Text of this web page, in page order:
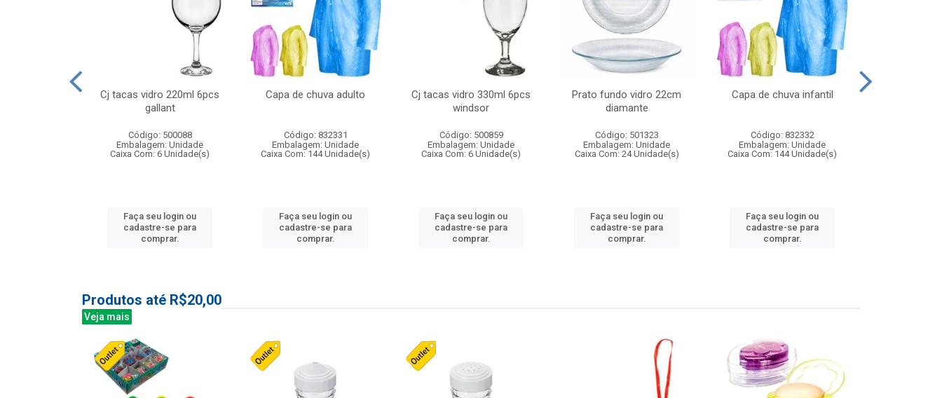
Cj tacas vidro 220ml 6pcs
gallant
Código: 500088
Embalagem: Unidade
Caixa Com: 6 Unidade(s)
Faça seu login ou
cadastre-se para
comprar.
Capa de chuva adulto
Código: 832331
Embalagem: Unidade
Caixa Com: 144 Unidade(s)
Faça seu login ou
cadastre-se para
comprar.
Cj tacas vidro 330ml 6pcs
windsor
Código: 500859
Embalagem: Unidade
Caixa Com: 6 Unidade(s)
Faça seu login ou
cadastre-se para
comprar.
Prato fundo vidro 22cm
diamante
Código: 501323
Embalagem: Unidade
Caixa Com: 24 Unidade(s)
Faça seu login ou
cadastre-se para
comprar.
Capa de chuva infantil
Código: 832332
Embalagem: Unidade
Caixa Com: 144 Unidade(s)
Faça seu login ou
cadastre-se para
comprar.
Produtos até R$20,00
Veja mais